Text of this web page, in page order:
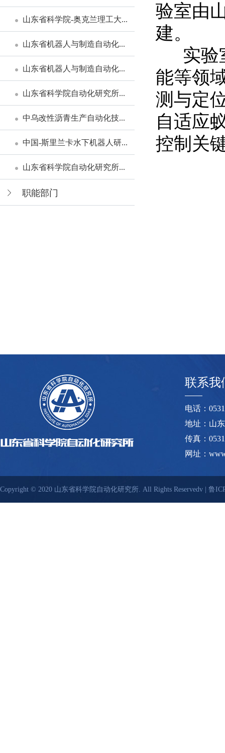
山东省科学院-奥克兰理工大...
山东省机器人与制造自动化...
山东省机器人与制造自动化...
山东省科学院自动化研究所...
中乌改性沥青生产自动化技...
中国-斯里兰卡水下机器人研...
山东省科学院自动化研究所...
职能部门
验室由
建。
实验
能等领
测与定
自适应
控制关
联系我
电话：
地址：山
传真：
网址：
Copyright © 2020 山东省科学院自动化研究所. All Rights Reservedv | 鲁